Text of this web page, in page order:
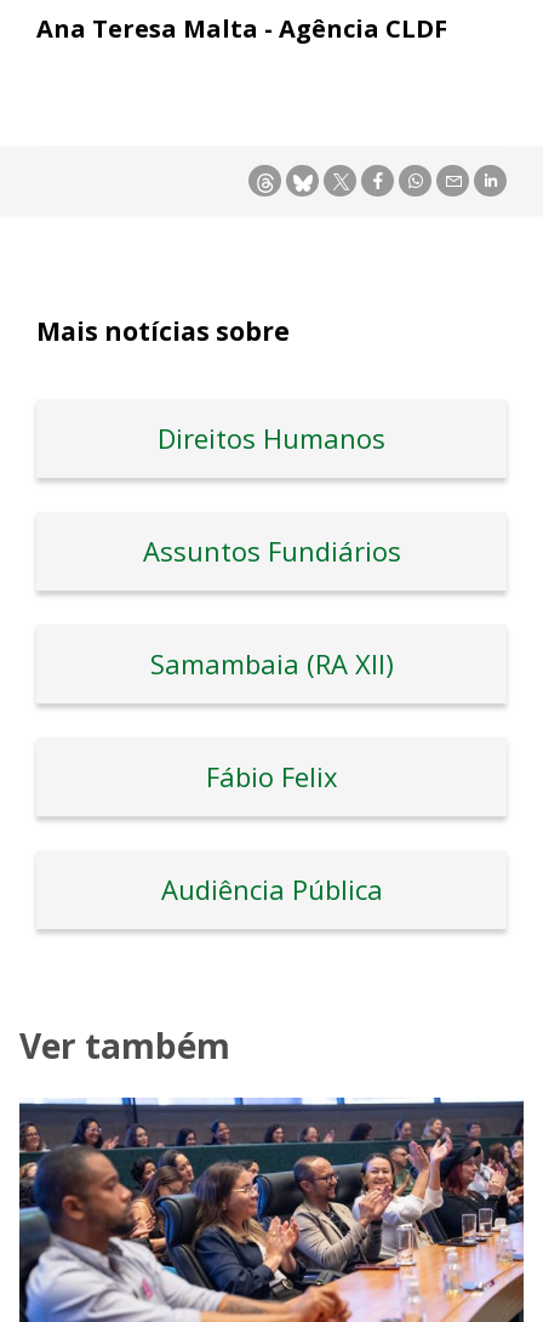
Ana Teresa Malta - Agência CLDF
Mais notícias sobre
Direitos Humanos
Assuntos Fundiários
Samambaia (RA XII)
Fábio Felix
Audiência Pública
Ver também